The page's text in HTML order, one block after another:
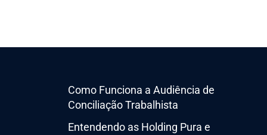
Como Funciona a Audiência de
Conciliação Trabalhista
Entendendo as Holding Pura e